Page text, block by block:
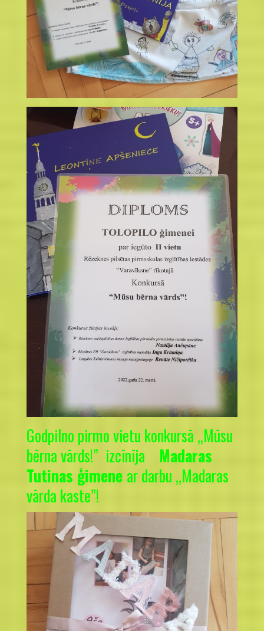
Godpilno pirmo vietu konkursā „Mūsu
bērna vārds!” izcīnīja Madaras
Tutinas ģimene ar darbu „Madaras
vārda kaste”!